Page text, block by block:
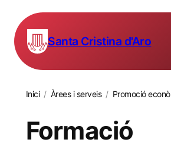
Santa Cristina d'Aro
Inici / Àrees i serveis / Promoció
Formació